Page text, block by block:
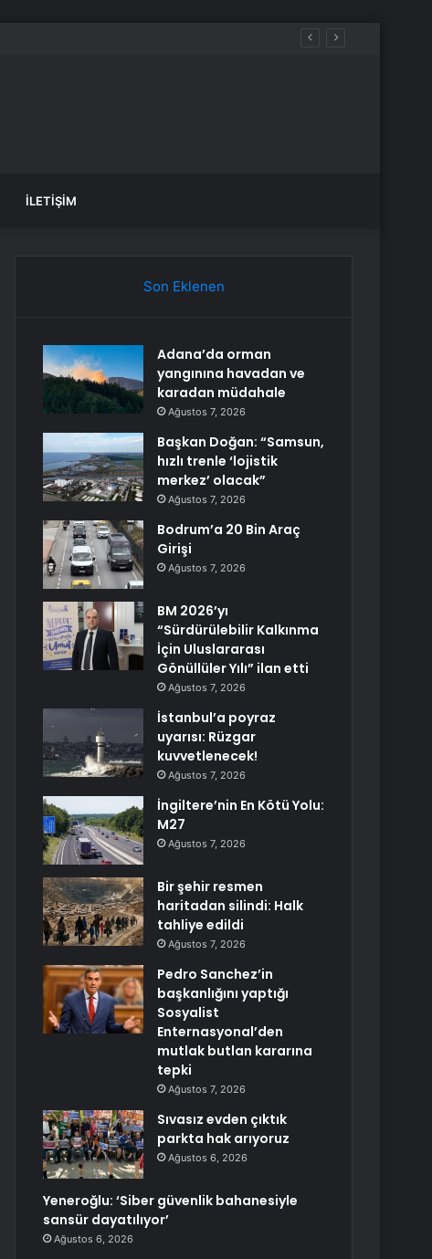
İLETIŞIM
Son Eklenen
Adana’da orman
yangınına havadan ve
karadan müdahale
Ağustos 7, 2026
Başkan Doğan: “Samsun,
hızlı trenle ‘lojistik
merkez’ olacak”
Ağustos 7, 2026
Bodrum’a 20 Bin Araç
Girişi
Ağustos 7, 2026
BM 2026’yı
“Sürdürülebilir Kalkınma
İçin Uluslararası
Gönüllüler Yılı” ilan etti
Ağustos 7, 2026
İstanbul’a poyraz
uyarısı: Rüzgar
kuvvetlenecek!
Ağustos 7, 2026
İngiltere’nin En Kötü Yolu:
M27
Ağustos 7, 2026
Bir şehir resmen
haritadan silindi: Halk
tahliye edildi
Ağustos 7, 2026
Pedro Sanchez’in
başkanlığını yaptığı
Sosyalist
Enternasyonal’den
mutlak butlan kararına
tepki
Ağustos 7, 2026
Sıvasız evden çıktık
parkta hak arıyoruz
Ağustos 6, 2026
Yeneroğlu: ‘Siber güvenlik bahanesiyle
sansür dayatılıyor’
Ağustos 6, 2026